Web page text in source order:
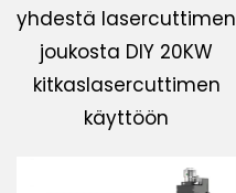
yhdestä lasercuttimen
joukosta DIY 20KW
kitkaslasercuttimen
käyttöön